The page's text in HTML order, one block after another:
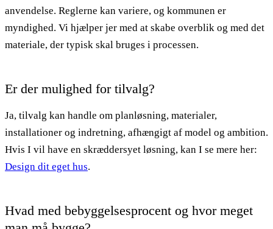
anvendelse. Reglerne kan variere, og kommunen er
myndighed. Vi hjælper jer med at skabe overblik og med det
materiale, der typisk skal bruges i processen.
Er der mulighed for tilvalg?
Ja, tilvalg kan handle om planløsning, materialer,
installationer og indretning, afhængigt af model og ambition.
Hvis I vil have en skræddersyet løsning, kan I se mere her:
Design dit eget hus.
Hvad med bebyggelsesprocent og hvor meget